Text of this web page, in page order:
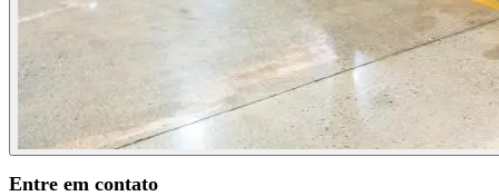
Entre em contato